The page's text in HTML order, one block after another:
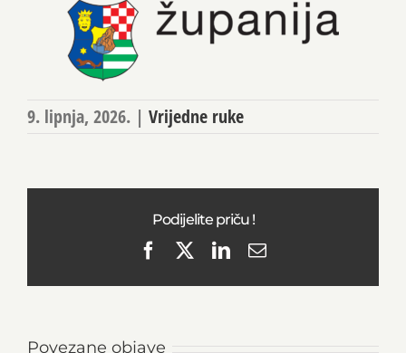
9. lipnja, 2026. | Vrijedne ruke
Podijelite priču !
FacebookLinkedIn
Email
Povezane objave